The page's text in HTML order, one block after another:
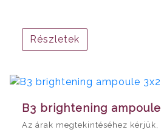
Részletek
B3 brightening ampoule
Az árak megtekintéséhez kérjük,